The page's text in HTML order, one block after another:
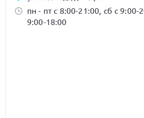
пн - пт с 8:00-21:00, сб с 9:00-
9:00-18:00